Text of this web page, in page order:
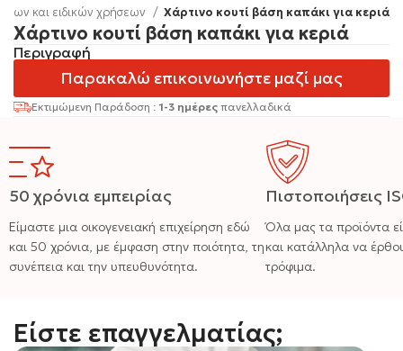
και ειδικών χρήσεων Χάρτινο κουτί βάση καπάκι για κεριά
Χάρτινο κουτί βάση καπάκι για κεριά
Περιγραφή
Παρακαλώ επικοινωνήστε μαζί μας
Εκτιμώμενη Παράδοση :1-3 ημέρες πανελλαδικά
50 χρόνια εμπειρίας
Είμαστε μια οικογενειακή επιχείρηση εδώ
και 50 χρόνια, με έμφαση στην ποιότητα, τη
συνέπεια και την υπευθυνότητα.
Πιστοποιήσεις
Όλα μας τα προϊόντα
και κατάλληλα να
τρόφιμα.
Είστε επαγγελματίας;